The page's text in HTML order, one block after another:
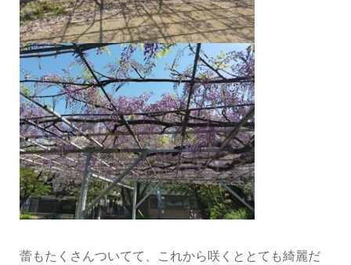
蕾もたくさんついてて、これから咲くととても綺麗だ